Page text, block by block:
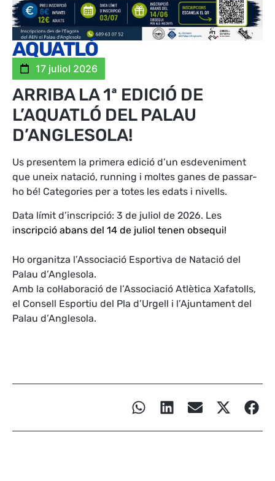
AQUATLÓ
17 juliol 2026
ARRIBA LA 1ª EDICIÓ DE
L’AQUATLÓ DEL PALAU
D’ANGLESOLA!
Us presentem la primera edició d’un esdeveniment
que uneix natació, running i moltes ganes de passar-
ho bé! Categories per a totes les edats i nivells.
Data límit d’inscripció: 3 de juliol de 2026. Les
inscripció abans del 14 de juliol tenen obsequi!
Ho organitza l’Associació Esportiva de Natació del
Palau d’Anglesola.
Amb la col·laboració de l’Associació Atlètica Xafatolls,
el Consell Esportiu del Pla d’Urgell i l’Ajuntament del
Palau d’Anglesola.